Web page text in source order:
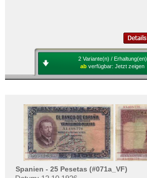
2 Variante(n) / Erhaltung(en)
ab verfügbar: Jetzt zeigen
Spanien - 25 Pesetas (#071a_VF)